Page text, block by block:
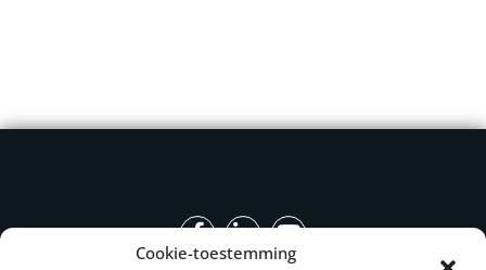
Cookie-toestemming